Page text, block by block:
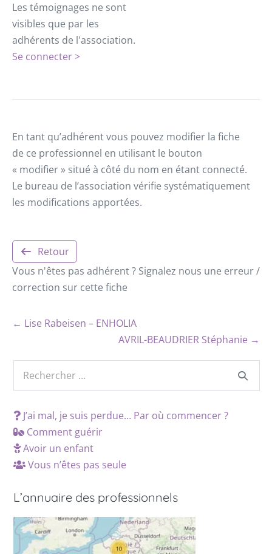
Les témoignages ne sont
visibles que par les
adhérents de l'association.
Se connecter >
En tant qu’adhérent vous pouvez modifier la fiche
de ce professionnel en utilisant le bouton
« modifier » situé à côté du nom en étant connecté.
Le bureau de l’association vérifie systématiquement
les modifications apportées.
Retour
Vous n'êtes pas adhérent ? Signalez nous une erreur /
correction sur cette fiche
← Lise Rabeisen – ENHOLIA
AVRIL-BEAUDRIER Stéphanie →
J’ai mal, je suis perdue… Par où commencer ?
Comment guérir
Avoir un enfant
Vous n’êtes pas seule
L’annuaire des professionnels